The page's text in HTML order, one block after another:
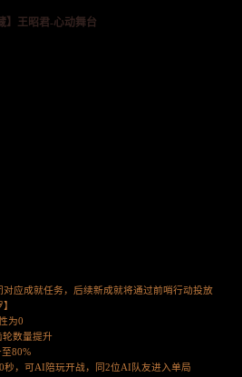
】王昭君-心动舞台
应成就任务，后续新成就将通过前哨行动投放
为0
轮数量提升
80%
，可AI陪玩开战，同2位AI队友进入单局